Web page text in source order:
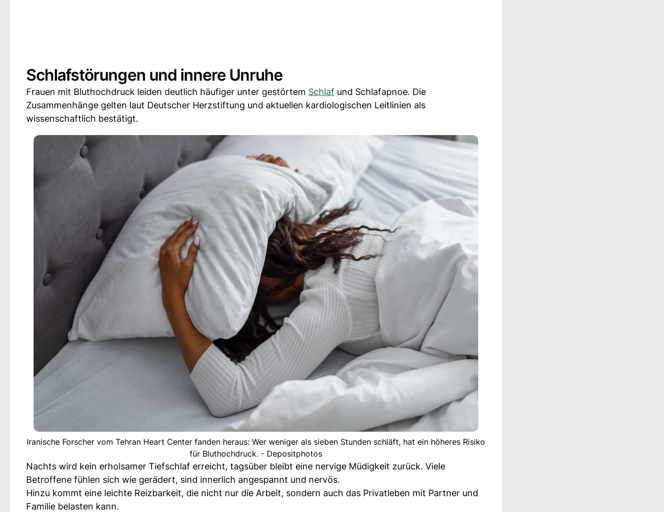
Schlafstörungen und innere Unruhe
Frauen mit Bluthochdruck leiden deutlich häufiger unter gestörtem Schlaf und Schlafapnoe. Die
Zusammenhänge gelten laut Deutscher Herzstiftung und aktuellen kardiologischen Leitlinien als
wissenschaftlich bestätigt.
Iranische Forscher vom Tehran Heart Center fanden heraus: Wer weniger als sieben Stunden schläft, hat ein höheres Risiko
für Bluthochdruck. - Depositphotos
Nachts wird kein erholsamer Tiefschlaf erreicht, tagsüber bleibt eine nervige Müdigkeit zurück. Viele
Betroffene fühlen sich wie gerädert, sind innerlich angespannt und nervös.
Hinzu kommt eine leichte Reizbarkeit, die nicht nur die Arbeit, sondern auch das Privatleben mit Partner und
Familie belasten kann.